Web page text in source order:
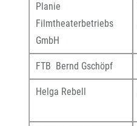
Planie
Filmtheaterbetriebs
GmbH
FTB Bernd Gschöpf
Helga Rebell